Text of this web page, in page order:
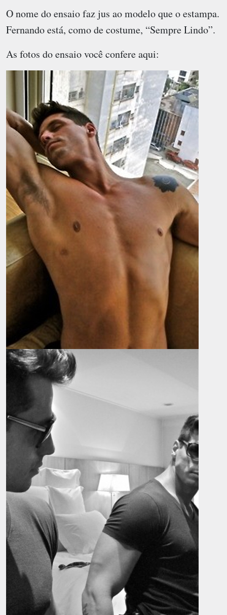
O nome do ensaio faz jus ao modelo que o estampa.
Fernando está, como de costume, “Sempre Lindo”.
As fotos do ensaio você confere aqui: